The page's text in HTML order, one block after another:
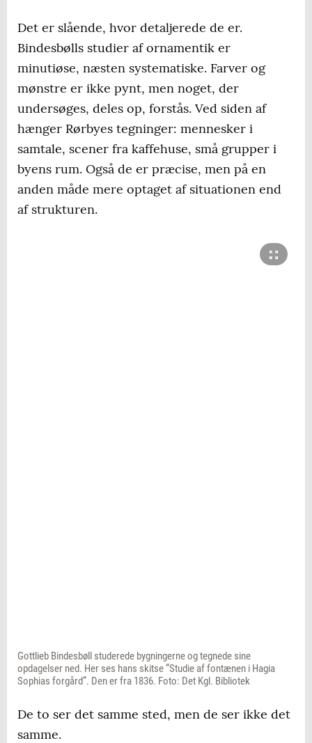
Det er slående, hvor detaljerede de er.
Bindesbølls studier af ornamentik er
minutiøse, næsten systematiske. Farver og
mønstre er ikke pynt, men noget, der
undersøges, deles op, forstås. Ved siden af
hænger Rørbyes tegninger: mennesker i
samtale, scener fra kaffehuse, små grupper i
byens rum. Også de er præcise, men på en
anden måde mere optaget af situationen end
af strukturen.
Gottlieb Bindesbøll studerede bygningerne og tegnede sine
opdagelser ned. Her ses hans skitse ”Studie af fontænen i Hagia
Sophias forgård”. Den er fra 1836. Foto: Det Kgl. Bibliotek
De to ser det samme sted, men de ser ikke det
samme.